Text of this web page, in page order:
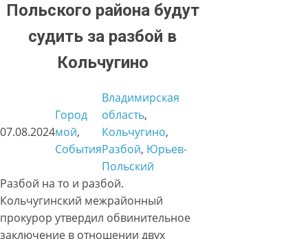
Польского района будут
судить за разбой в
Кольчугино
07.08.2024
Город
мой
События
Владимирская
область
Кольчугино
Разбой, Юрьев-
Польский
Разбой на то и разбой.
Кольчугинский межрайонный
прокурор утвердил обвинительное
заключение в отношении двух